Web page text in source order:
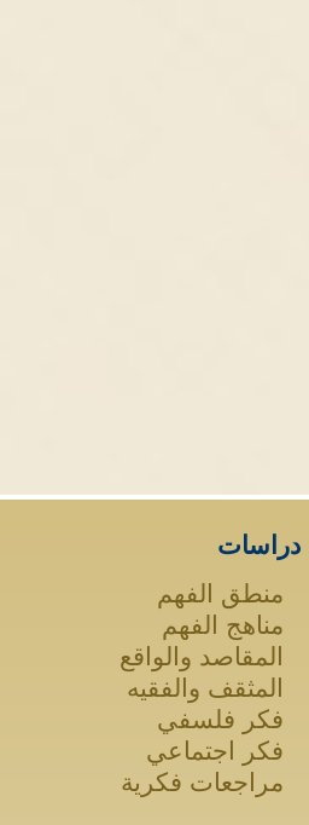
دراسات
منطق الفهم
مناهج الفهم
المقاصد والواقع
المثقف والفقيه
فكر فلسفي
فكر اجتماعي
مراجعات فكرية